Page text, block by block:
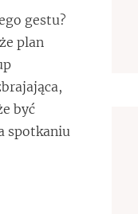
gestu?
plan
być
spotkaniu